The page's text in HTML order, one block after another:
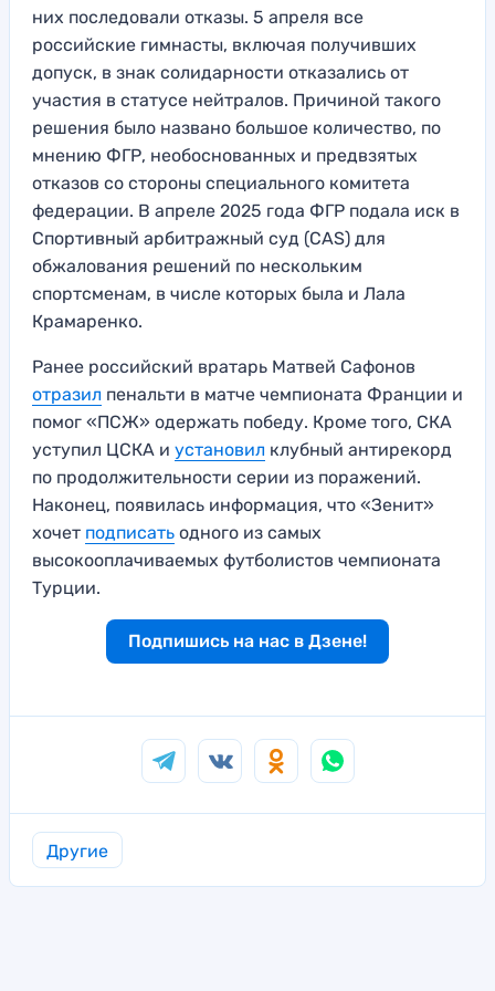
них последовали отказы. 5 апреля все
российские гимнасты, включая получивших
допуск, в знак солидарности отказались от
участия в статусе нейтралов. Причиной такого
решения было названо большое количество, по
мнению ФГР, необоснованных и предвзятых
отказов со стороны специального комитета
федерации. В апреле 2025 года ФГР подала иск в
Спортивный арбитражный суд (CAS) для
обжалования решений по нескольким
спортсменам, в числе которых была и Лала
Крамаренко.
Ранее российский вратарь Матвей Сафонов
отразил пенальти в матче чемпионата Франции и
помог «ПСЖ» одержать победу. Кроме того, СКА
уступил ЦСКА и установил клубный антирекорд
по продолжительности серии из поражений.
Наконец, появилась информация, что «Зенит»
хочет подписать одного из самых
высокооплачиваемых футболистов чемпионата
Турции.
Подпишись на нас в Дзене!
Другие